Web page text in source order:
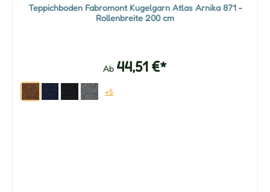
Teppichboden Fabromont Kugelgarn Atlas Arnika 871 -
Rollenbreite 200 cm
Ab 44,51 €*
+5